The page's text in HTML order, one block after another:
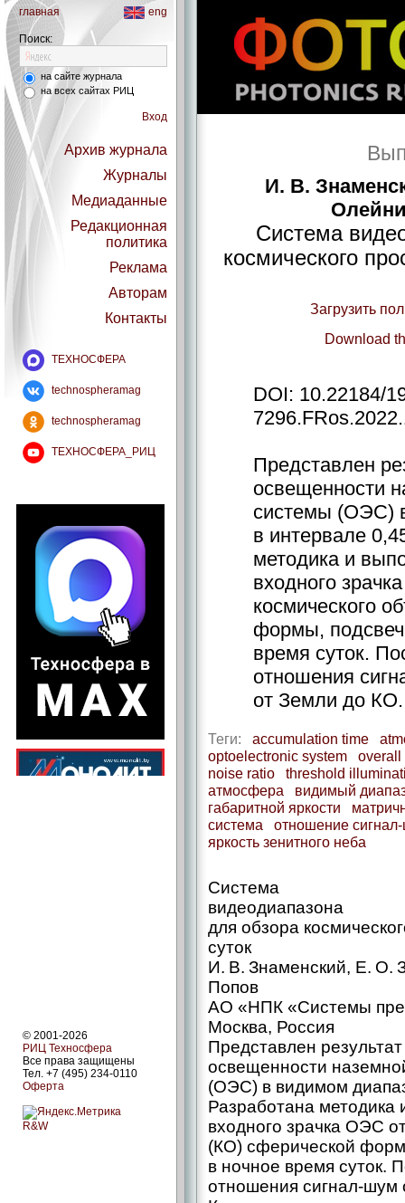
главная eng
Поиск:
на сайте журнала
на всех сайтах РИЦ
Вход
Архив журнала
Журналы
Медиаданные
Редакционная
политика
Реклама
Авторам
Контакты
ТЕХНОСФЕРА
technospheramag
technospheramag
ТЕХНОСФЕРА_РИЦ
© 2001-2026
РИЦ Техносфера
Все права защищены
Тел. +7 (495) 234-0110
Оферта
R&W
И. В.
Система
космического
Загрузить
Download
DOI: 10.22184/
Представлен
освещенности
системы (ОЭС)
в интервале
методика и
входного
космического
формы,
время суток.
отношения
от Земли до КО.
Теги: accumulation time
optoelectronic system
overall
noise ratio
threshold
атмосфера
видимый
габаритной яркости
система
отношение
яркость зенитного неба
Система
видеодиапазона
для обзора
суток
И. В. Знаменский, Е. О.
Попов
АО «НПК «Системы
Москва, Россия
Представлен
освещенности
(ОЭС) в видимом
Разработана
входного зрачка ОЭС
(КО) сферической
в ночное время суток.
отношения сигнал-шум